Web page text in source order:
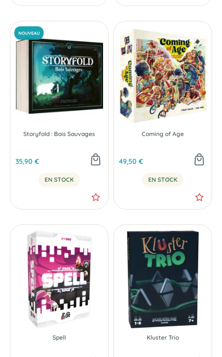
NOUVEAU
Storyfold : Bois Sauvages
35,90 €
EN STOCK
Coming of Age
49,50 €
EN STOCK
Spell Kluster Trio